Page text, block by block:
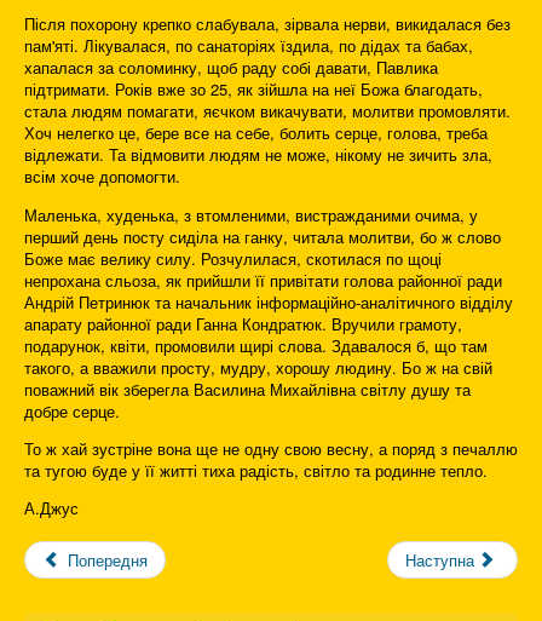
Після похорону крепко слабувала, зірвала нерви, викидалася без
пам'яті. Лікувалася, по санаторіях їздила, по дідах та бабах,
хапалася за соломинку, щоб раду собі давати, Павлика
підтримати. Років вже зо 25, як зійшла на неї Божа благодать,
стала людям помагати, яєчком викачувати, молитви промовляти.
Хоч нелегко це, бере все на себе, болить серце, голова, треба
відлежати. Та відмовити людям не може, нікому не зичить зла,
всім хоче допомогти.
Маленька, худенька, з втомленими, вистражданими очима, у
перший день посту сиділа на ганку, читала молитви, бо ж слово
Боже має велику силу. Розчулилася, скотилася по щоці
непрохана сльоза, як прийшли її привітати голова районної ради
Андрій Петринюк та начальник інформаційно-аналітичного відділу
апарату районної ради Ганна Кондратюк. Вручили грамоту,
подарунок, квіти, промовили щирі слова. Здавалося б, що там
такого, а вважили просту, мудру, хорошу людину. Бо ж на свій
поважний вік зберегла Василина Михайлівна світлу душу та
добре серце.
То ж хай зустріне вона ще не одну свою весну, а поряд з печаллю
та тугою буде у її житті тиха радість, світло та родинне тепло.
А.Джус
Попередня Наступна